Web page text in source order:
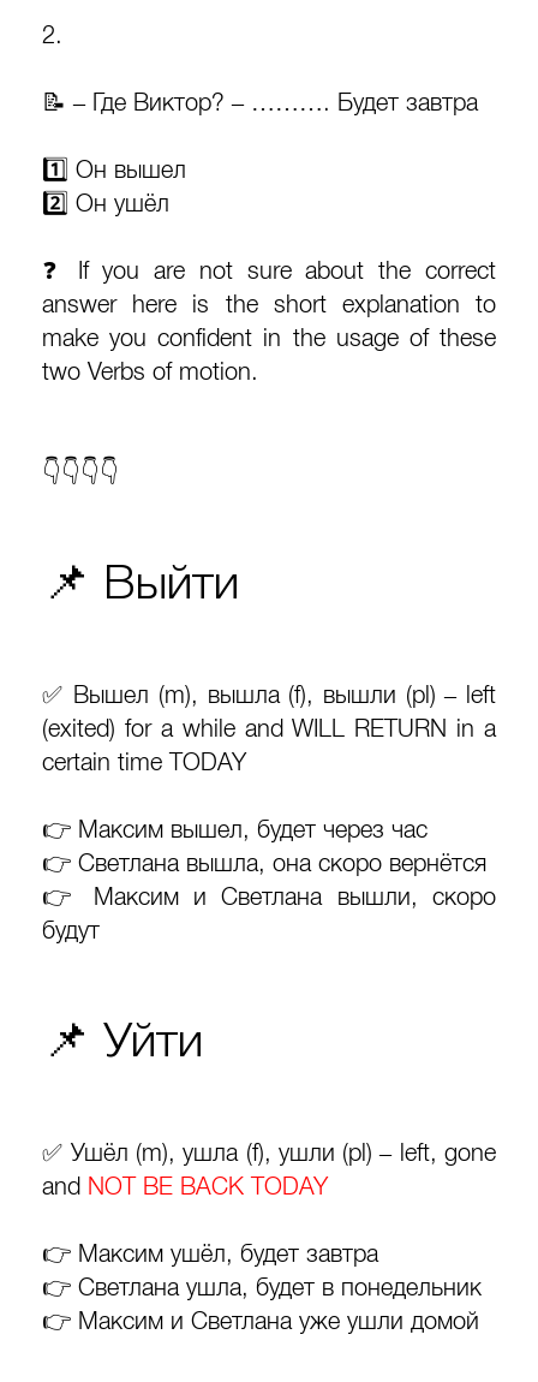
2.
📝 – Где Виктор? – ………. Будет завтра
1️⃣ Он вышел
2️⃣ Он ушёл
❓ If you are not sure about the correct
answer here is the short explanation to
make you confident in the usage of these
two Verbs of motion.
👇👇👇👇
📌 Выйти
✅ Вышел (m), вышла (f), вышли (pl) – left
(exited) for a while and WILL RETURN in a
certain time TODAY
👉 Максим вышел, будет через час
👉 Светлана вышла, она скоро вернётся
👉 Максим и Светлана вышли, скоро
будут
📌 Уйти
✅ Ушёл (m), ушла (f), ушли (pl) – left, gone
and NOT BE BACK TODAY
👉 Максим ушёл, будет завтра
👉 Светлана ушла, будет в понедельник
👉 Максим и Светлана уже ушли домой